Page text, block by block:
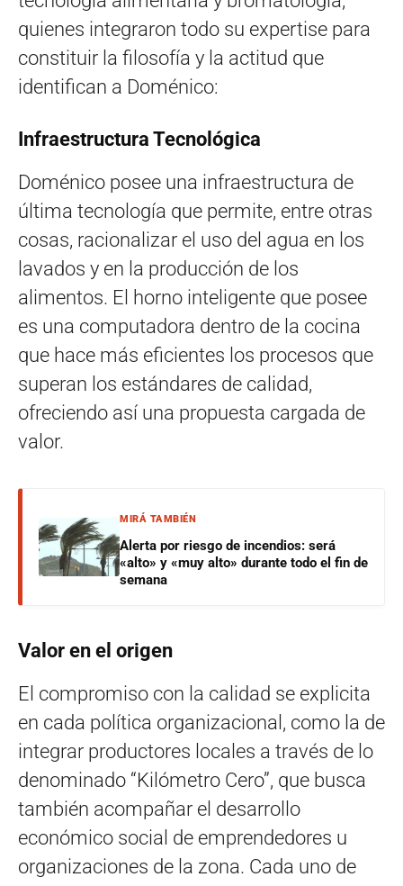
quienes integraron todo su expertise para
constituir la filosofía y la actitud que
identifican a Doménico:
Infraestructura Tecnológica
Doménico posee una infraestructura de
última tecnología que permite, entre otras
cosas, racionalizar el uso del agua en los
lavados y en la producción de los
alimentos. El horno inteligente que posee
es una computadora dentro de la cocina
que hace más eficientes los procesos que
superan los estándares de calidad,
ofreciendo así una propuesta cargada de
valor.
MIRÁ TAMBIÉN
Alerta por riesgo de incendios: será
«alto» y «muy alto» durante todo el fin de
semana
Valor en el origen
El compromiso con la calidad se explicita
en cada política organizacional, como la de
integrar productores locales a través de lo
denominado “Kilómetro Cero”, que busca
también acompañar el desarrollo
económico social de emprendedores u
organizaciones de la zona. Cada uno de